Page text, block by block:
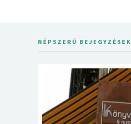
NÉPSZERŰ BEJEGYZÉSEK